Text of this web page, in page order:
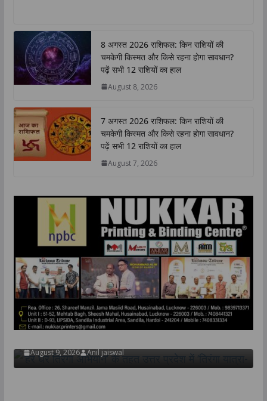
t
s
A
p
e
b
o
o
t
t
e
r
e
d
n
L
i
k
e
8 अगस्त 2026 राशिफल: किन राशियों की
चमकेगी किस्मत और किसे रहना होगा सावधान?
पढ़ें सभी 12 राशियों का हाल
August 8, 2026
7 अगस्त 2026 राशिफल: किन राशियों की
चमकेगी किस्मत और किसे रहना होगा सावधान?
पढ़ें सभी 12 राशियों का हाल
August 7, 2026
उत्तर प्रदेश राज्य लखनऊ
‘हर घर तिरंगा अभियान’ के तहत उत्तर प्रदेश में ‘तिरंगा यात्रा-
August 9, 2026 Anil jaiswal